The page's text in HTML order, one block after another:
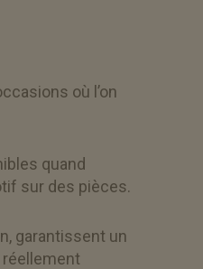
où l’on
quand
sur des pièces.
garantissent un